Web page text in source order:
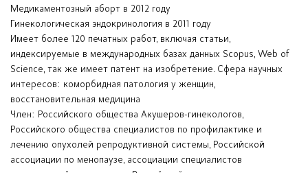
Медикаментозный аборт в 2012 году
Гинекологическая эндокринология в 2011 году
Имеет более 120 печатных работ, включая статьи,
индексируемые в международных базах данных Scopus, Web of
Science, так же имеет патент на изобретение. Сфера научных
интересов: коморбидная патология у женщин,
восстановительная медицина
Член: Российского общества Акушеров-гинекологов,
Российского общества специалистов по профилактике и
лечению опухолей репродуктивной системы, Российской
ассоциации по менопаузе, ассоциации специалистов